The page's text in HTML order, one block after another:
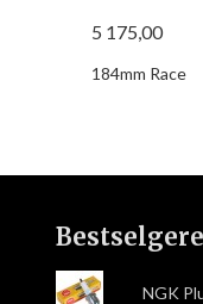
5 175,00
184mm Race
Bestselgere
NGK